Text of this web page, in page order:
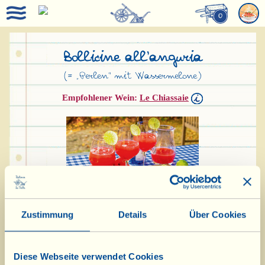
Zustimmung Details Über Cookies
Diese Webseite verwendet Cookies
0
Bollicine all‘anguria
(= „Perlen“ mit Wassermelone)
Empfohlener Wein: Le Chiassaie
Zutaten für 6 Personen: